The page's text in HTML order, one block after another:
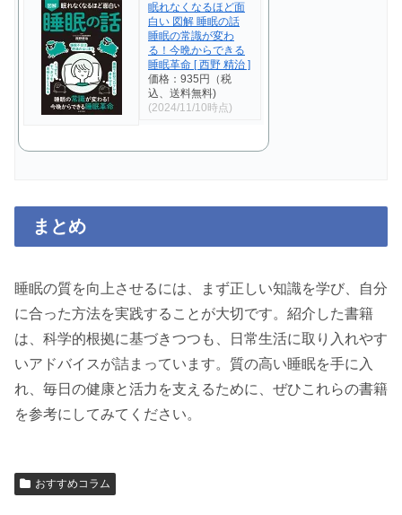
眠れなくなるほど面
白い 図解 睡眠の話
睡眠の常識が変わ
る！今晩からできる
睡眠革命 [ 西野 精治 ]
価格：935円（税
込、送料無料)
(2024/11/10時点)
まとめ
睡眠の質を向上させるには、まず正しい知識を学び、自分
に合った方法を実践することが大切です。紹介した書籍
は、科学的根拠に基づきつつも、日常生活に取り入れやす
いアドバイスが詰まっています。質の高い睡眠を手に入
れ、毎日の健康と活力を支えるために、ぜひこれらの書籍
を参考にしてみてください。
おすすめコラム